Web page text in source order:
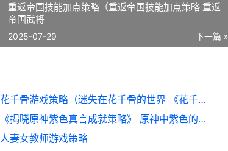
重返帝国技能加点策略（重返帝国技能加点策略 重返
帝国武将
下一篇 »
2025-07-29
花千骨游戏策略（迷失在花千骨的世界 《花千骨》游戏
《揭晓原神紫色真言成就策略》 原神中紫色的石头是什么
人妻女教师游戏策略